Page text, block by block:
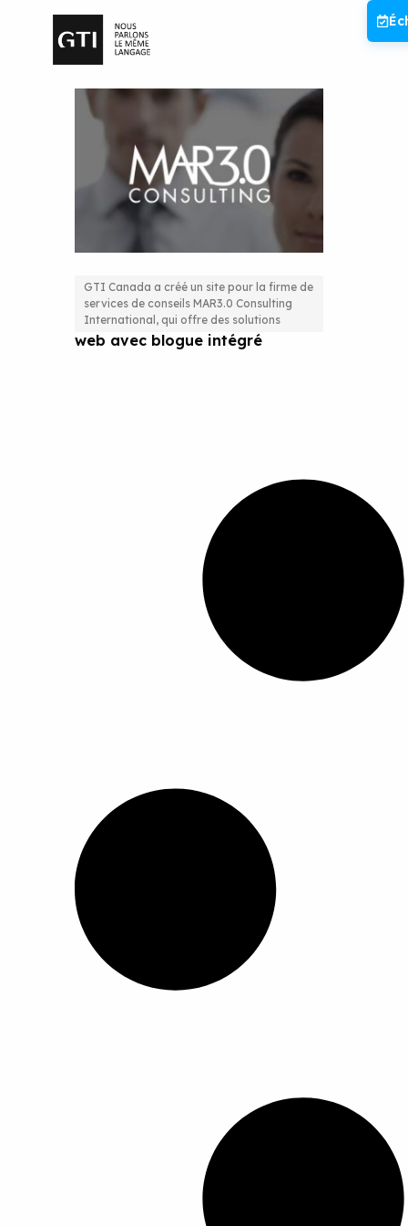
Développement complet du site
web avec blogue intégré
GTI Canada a créé un site pour la firme de
services de conseils MAR3.0 Consulting
International, qui offre des solutions